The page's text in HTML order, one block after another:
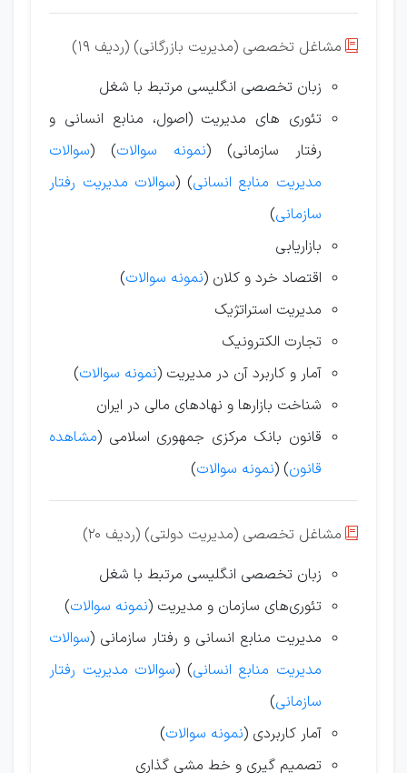

مشاغل تخصصی (مدیریت بازرگانی) (ردیف 19)
زبان تخصصی انگلیسی مرتبط با شغل
تئوری های مدیریت (اصول، منابع انسانی و
رفتار سازمانی) (نمونه سوالات) (سوالات
مدیریت منابع انسانی) (سوالات مدیریت رفتار
سازمانی)
بازاریابی
اقتصاد خرد و کلان (نمونه سوالات)
مدیریت استراتژیک
تجارت الکترونیک
آمار و کاربرد آن در مدیریت (نمونه سوالات)
شناخت بازارها و نهادهای مالی در ایران
قانون بانک مرکزی جمهوری اسلامی (مشاهده
قانون) (نمونه سوالات)

مشاغل تخصصی (مدیریت دولتی) (ردیف 20)
زبان تخصصی انگلیسی مرتبط با شغل
تئوری‌های سازمان و مدیریت (نمونه سوالات)
مدیریت منابع انسانی و رفتار سازمانی (سوالات
مدیریت منابع انسانی) (سوالات مدیریت رفتار
سازمانی)
آمار کاربردی (نمونه سوالات)
تصمیم گیری و خط مشی گذاری